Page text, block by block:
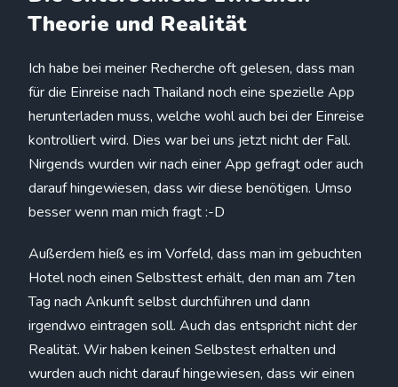
Theorie und Realität
Ich habe bei meiner Recherche oft gelesen, dass man
für die Einreise nach Thailand noch eine spezielle App
herunterladen muss, welche wohl auch bei der Einreise
kontrolliert wird. Dies war bei uns jetzt nicht der Fall.
Nirgends wurden wir nach einer App gefragt oder auch
darauf hingewiesen, dass wir diese benötigen. Umso
besser wenn man mich fragt :-D
Außerdem hieß es im Vorfeld, dass man im gebuchten
Hotel noch einen Selbsttest erhält, den man am 7ten
Tag nach Ankunft selbst durchführen und dann
irgendwo eintragen soll. Auch das entspricht nicht der
Realität. Wir haben keinen Selbstest erhalten und
wurden auch nicht darauf hingewiesen, dass wir einen